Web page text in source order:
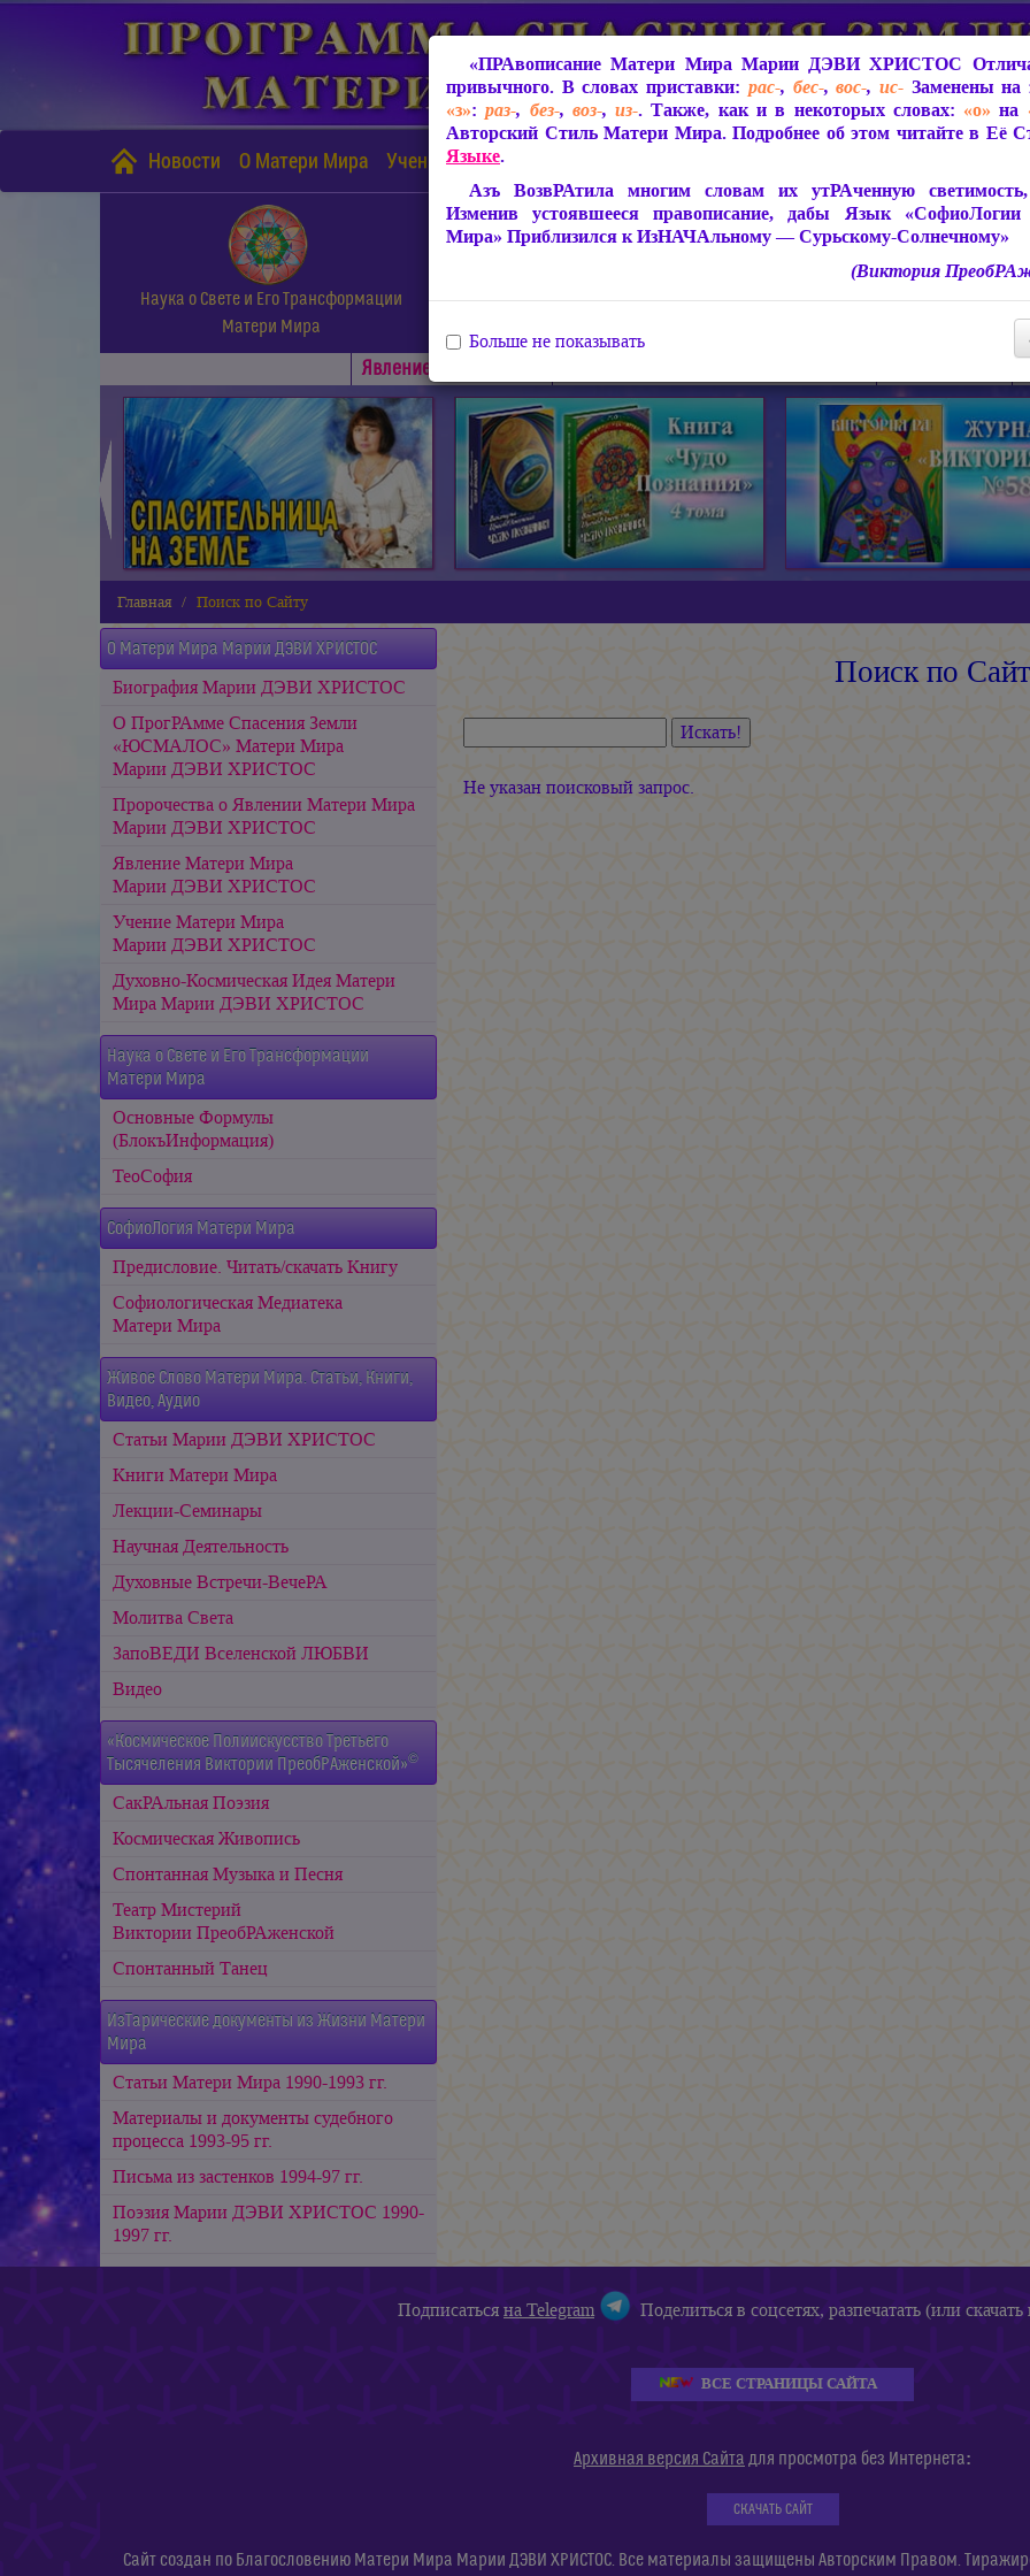
Новости О Матери Мира Учение Матери Мира
Наука о Свете и Его Трансформации
Матери Мира
СофиоЛогия Матери Мира
Живое Слово Матери
Статьи, Книги, Видео,
Явлениe Матери Мира
◄
Главная Поиск по Сайту
О Матери Мира Марии ДЭВИ ХРИСТОС
Биография Марии ДЭВИ ХРИСТОС
О ПрогРАмме Спасения Земли
«ЮСМАЛОС» Матери Мира
Марии ДЭВИ ХРИСТОС
Пророчества о Явлении Матери Мира
Марии ДЭВИ ХРИСТОС
Явление Матери Мира
Марии ДЭВИ ХРИСТОС
Учение Матери Мира
Марии ДЭВИ ХРИСТОС
Духовно-Космическая Идея Матери
МираМарии ДЭВИ ХРИСТОС
Наука о Свете и Его Трансформации
Матери Мира
Основные Формулы
(БлокъИнформация)
ТеоСофия
СофиоЛогия Матери Мира
Предисловие. Читать/скачать Книгу
Софиологическая Медиатека
Матери Мира
Живое Слово Матери Мира. Статьи, Книги,
Видео, Аудио
Статьи Марии ДЭВИ ХРИСТОС
Книги Матери Мира
Лекции-Семинары
Научная Деятельность
Духовные Встречи-ВечеРА
Молитва Света
ЗапоВЕДИ Вселенской ЛЮБВИ
Видео
«Космическое Полиискусство Третьего
Тысячеления Виктории ПреобРАженской»©
СакРАльная Поэзия
Космическая Живопись
Спонтанная Музыка и Песня
Театр Мистерий
Виктории ПреобРАженской
Спонтанный Танец
ИзТарические документы из Жизни Матери
Мира
Статьи Матери Мира 1990-1993 гг.
Материалы и документы судебного
процесса 1993-95 гг.
Письма из застенков 1994-97 гг.
ПоэзияМарии ДЭВИ ХРИСТОС 1990-
1997 гг.
Поиск по
Искать!
Не указан поисковый запрос.
«ПРАвописание Матери Мира Марии ДЭВИ ХРИСТОС
привычного. В словах приставки: рас-, бес-,вос-, ис-Заменены на
«з»:раз-, без-, воз-,из-. Также, как и в некоторых словах: «о» на
Авторский Стиль Матери Мира. Подробнее об этом читайте в Её
Языке.
Азъ ВозвРАтила многим словам их утРАченную светимость,
Изменив устоявшееся правописание, дабы Язык
Мира» Приблизился к ИзНАЧАльному — Сурьскому-Солнечному»
(Виктория
Больше не показывать
Подписатьсяна Telegram Поделиться в соцсетях, разпечатать (или
ВСЕ СТРАНИЦЫ САЙТА
Архивная версия Сайта для просмотра без Интернета:
СКАЧАТЬ САЙТ
Сайт создан по Благословению Матери Мира Марии ДЭВИ ХРИСТОС. Все материалы защищены Авторским Правом.